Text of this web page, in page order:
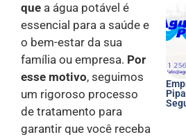
que a água potável é
essencial para a saúde e
o bem-estar da sua
família ou empresa. Por
esse motivo, seguimos
um rigoroso processo
de tratamento para
garantir que você receba